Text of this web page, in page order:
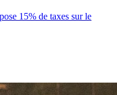
15% de taxes sur le